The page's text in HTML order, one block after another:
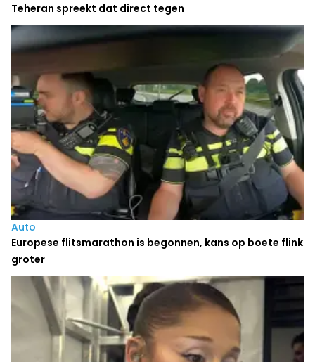
Teheran spreekt dat direct tegen
Auto
Europese flitsmarathon is begonnen, kans op boete flink
groter